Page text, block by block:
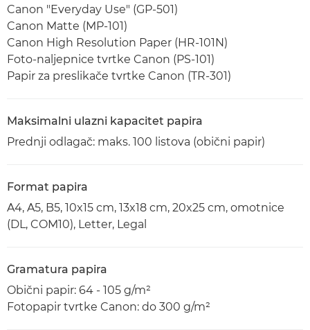
Canon "Everyday Use" (GP-501)
Canon Matte (MP-101)
Canon High Resolution Paper (HR-101N)
Foto-naljepnice tvrtke Canon (PS-101)
Papir za preslikače tvrtke Canon (TR-301)
Maksimalni ulazni kapacitet papira
Prednji odlagač: maks. 100 listova (obični papir)
Format papira
A4, A5, B5, 10x15 cm, 13x18 cm, 20x25 cm, omotnice
(DL, COM10), Letter, Legal
Gramatura papira
Obični papir: 64 - 105 g/m²
Fotopapir tvrtke Canon: do 300 g/m²